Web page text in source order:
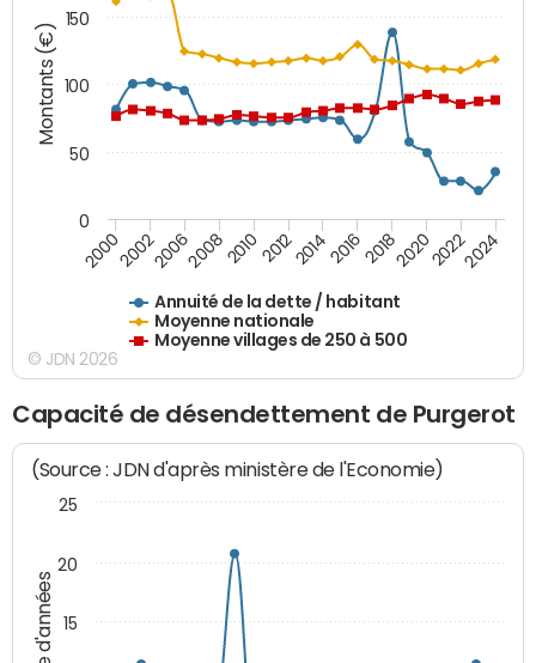
Montants (€)
Annuité de la dette / habitant
Moyenne nationale
Moyenne villages de 250 à 500
200020022006200820102012201420162018202020222024
0
50
100
150
© JDN 2026
Capacité de désendettement de Purgerot
(Source : JDN d'après ministère de l'Economie)
15
20
25